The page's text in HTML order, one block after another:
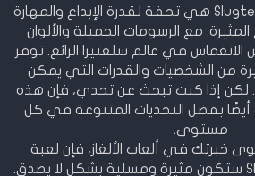
لعبة Slugterra Slug it Out 2 هي تحفة لقدرة الإبداع والمهارة
مع الرسومات الجميلة والألوان
الانغماس في عالم سلغتيرا الرائع. توفر
من الشخصيات والقدرات التي يمكن
لكن إذا كنت تبحث عن تحدي، فإن هذه
أيضًا بفضل التحديات المتنوعة في كل
مستوى.
خبرتك في ألعاب الألغاز، فإن لعبة
Slugterra Slug it Out 2 ستكون مثيرة ومسلية بشكل لا يصدق.